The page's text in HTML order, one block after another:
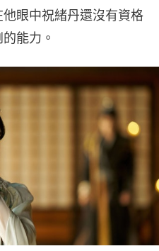
眼中祝緒丹還沒有資格
能力。